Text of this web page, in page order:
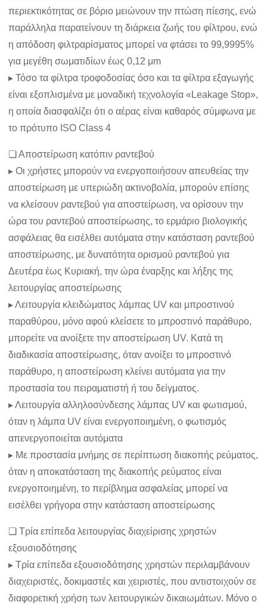
περιεκτικότητας σε βόριο μειώνουν την πτώση πίεσης, ενώ
παράλληλα παρατείνουν τη διάρκεια ζωής του φίλτρου, ενώ
η απόδοση φιλτραρίσματος μπορεί να φτάσει το 99,9995%
για μεγέθη σωματιδίων έως 0,12 μm
▸ Τόσο τα φίλτρα τροφοδοσίας όσο και τα φίλτρα εξαγωγής
είναι εξοπλισμένα με μοναδική τεχνολογία «Leakage Stop»,
η οποία διασφαλίζει ότι ο αέρας είναι καθαρός σύμφωνα με
το πρότυπο ISO Class 4
❏ Αποστείρωση κατόπιν ραντεβού
▸ Οι χρήστες μπορούν να ενεργοποιήσουν απευθείας την
αποστείρωση με υπεριώδη ακτινοβολία, μπορούν επίσης
να κλείσουν ραντεβού για αποστείρωση, να ορίσουν την
ώρα του ραντεβού αποστείρωσης, το ερμάριο βιολογικής
ασφάλειας θα εισέλθει αυτόματα στην κατάσταση ραντεβού
αποστείρωσης, με δυνατότητα ορισμού ραντεβού για
Δευτέρα έως Κυριακή, την ώρα έναρξης και λήξης της
λειτουργίας αποστείρωσης
▸ Λειτουργία κλειδώματος λάμπας UV και μπροστινού
παραθύρου, μόνο αφού κλείσετε το μπροστινό παράθυρο,
μπορείτε να ανοίξετε την αποστείρωση UV. Κατά τη
διαδικασία αποστείρωσης, όταν ανοίξει το μπροστινό
παράθυρο, η αποστείρωση κλείνει αυτόματα για την
προστασία του πειραματιστή ή του δείγματος.
▸ Λειτουργία αλληλοσύνδεσης λάμπας UV και φωτισμού,
όταν η λάμπα UV είναι ενεργοποιημένη, ο φωτισμός
απενεργοποιείται αυτόματα
▸ Με προστασία μνήμης σε περίπτωση διακοπής ρεύματος,
όταν η αποκατάσταση της διακοπής ρεύματος είναι
ενεργοποιημένη, το περίβλημα ασφαλείας μπορεί να
εισέλθει γρήγορα στην κατάσταση αποστείρωσης
❏ Τρία επίπεδα λειτουργίας διαχείρισης χρηστών
εξουσιοδότησης
▸ Τρία επίπεδα εξουσιοδότησης χρηστών περιλαμβάνουν
διαχειριστές, δοκιμαστές και χειριστές, που αντιστοιχούν σε
διαφορετική χρήση των λειτουργικών δικαιωμάτων. Μόνο ο